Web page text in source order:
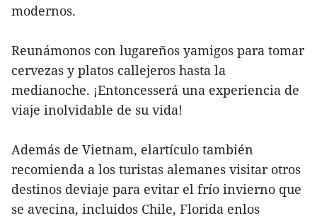
modernos.
Reunámonos con lugareños yamigos para tomar
cervezas y platos callejeros hasta la
medianoche. ¡Entoncesserá una experiencia de
viaje inolvidable de su vida!
Además de Vietnam, elartículo también
recomienda a los turistas alemanes visitar otros
destinos deviaje para evitar el frío invierno que
se avecina, incluidos Chile, Florida enlos